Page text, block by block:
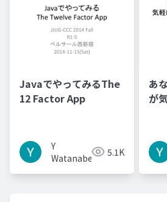
JavaでやってみるThe
12 Factor App
Y
Watanabe
5.1K
あ
が